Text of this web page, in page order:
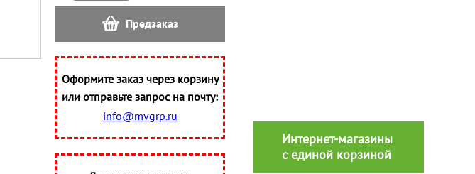
Предзаказ
Оформите заказ через корзину
или отправьте запрос на почту:
info@mvgrp.ru
Интернет-магазины
с единой корзиной